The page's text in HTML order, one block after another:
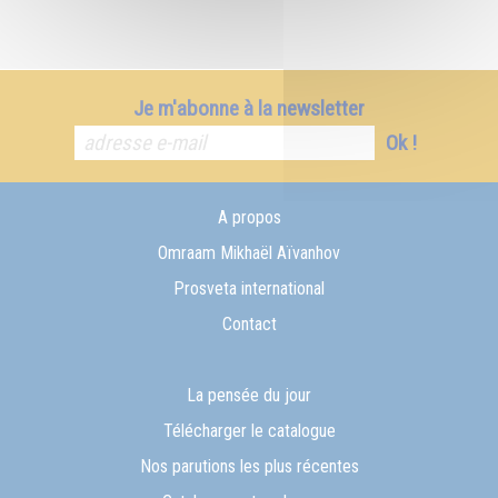
Je m'abonne à la newsletter
Ok !
A propos
Omraam Mikhaël Aïvanhov
Prosveta international
Contact
La pensée du jour
Télécharger le catalogue
Nos parutions les plus récentes